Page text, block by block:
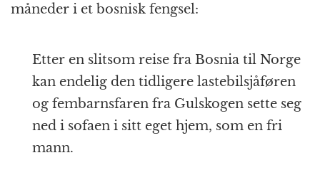
måneder i et bosnisk fengsel:
Etter en slitsom reise fra Bosnia til Norge
kan endelig den tidligere lastebilsjåføren
og fembarnsfaren fra Gulskogen sette seg
ned i sofaen i sitt eget hjem, som en fri
mann.